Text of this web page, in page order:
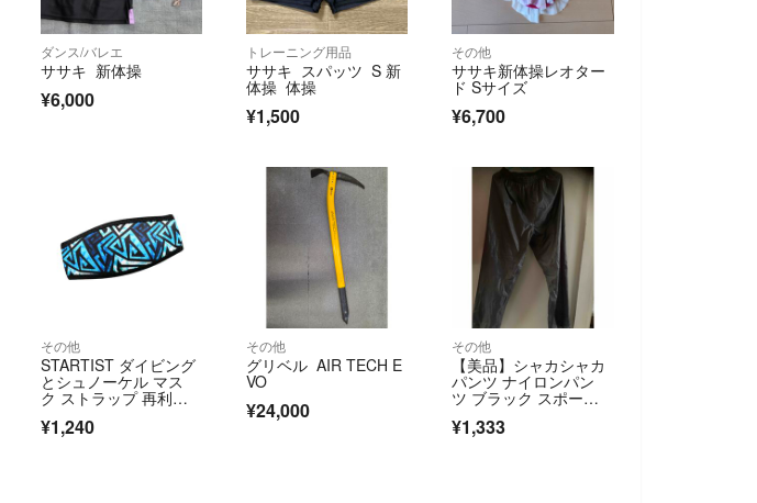
ダンス/バレエ
ササキ 新体操
¥6,000
トレーニング用品
ササキ スパッツ S 新
体操 体操
¥1,500
その他
ササキ新体操レオター
ド Sサイズ
¥6,700
その他
STARTIST ダイビング
とシュノーケル マス
ク ストラップ 再利用
¥1,240
その他
グリベル AIR TECH E
VO
¥24,000
その他
【美品】シャカシャカ
パンツ ナイロンパン
ツ ブラック スポー
¥1,333